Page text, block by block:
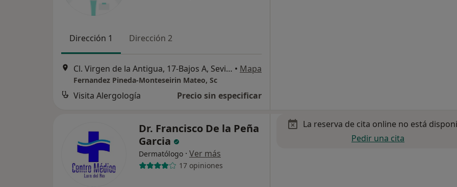
Dirección 1 Dirección 2
Cl. Virgen de la Antigua, 17-Bajos A, Sevilla • Mapa
Fernandez Pineda-Monteseirin Mateo, Sc
Visita Alergología Precio sin especificar
Dr. Francisco De la Peña
Garcia
Dermatólogo · Ver más
17 opiniones
La reserva de cita online no está
Pedir una cita